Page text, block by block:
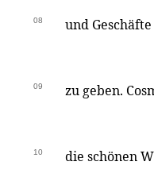
08 und
09 zu geben.
10 die schönen